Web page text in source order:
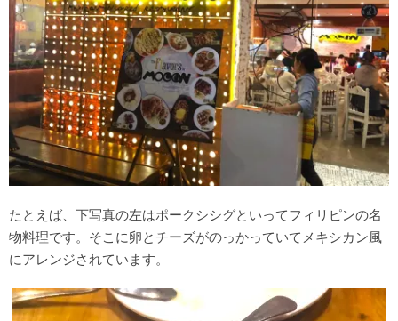
たとえば、下写真の左はポークシシグといってフィリピンの名
物料理です。そこに卵とチーズがのっかっていてメキシカン風
にアレンジされています。